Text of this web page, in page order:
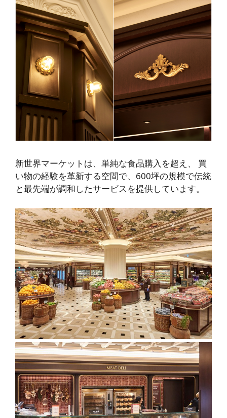
新世界マーケットは、 単純な食品購入を超え、 買
い物の経験を革新する空間で、600坪の規模で伝統
と最先端が調和したサービスを提供しています。